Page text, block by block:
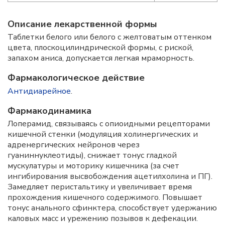
Описание лекарственной формы
Таблетки белого или белого с желтоватым оттенком
цвета, плоскоцилиндрической формы, с риской,
запахом аниса, допускается легкая мраморность.
Фармакологическое действие
Антидиарейное.
Фармакодинамика
Лоперамид, связываясь с опиоидными рецепторами
кишечной стенки (модуляция холинергических и
адренергических нейронов через
гуаниннуклеотиды), снижает тонус гладкой
мускулатуры и моторику кишечника (за счет
ингибирования высвобождения ацетилхолина и ПГ).
Замедляет перистальтику и увеличивает время
прохождения кишечного содержимого. Повышает
тонус анального сфинктера, способствует удержанию
каловых масс и урежению позывов к дефекации.